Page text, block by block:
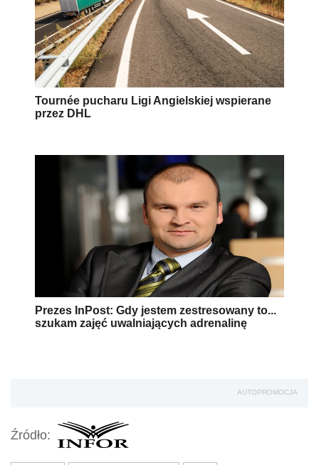
Tournée pucharu Ligi Angielskiej wspierane
przez DHL
Prezes InPost: Gdy jestem zestresowany to...
szukam zajęć uwalniających adrenalinę
AUTOPROMOCJA
Źródło: